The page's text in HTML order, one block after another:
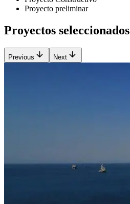
Proyecto preliminar
Proyectos seleccionados
Previous Next